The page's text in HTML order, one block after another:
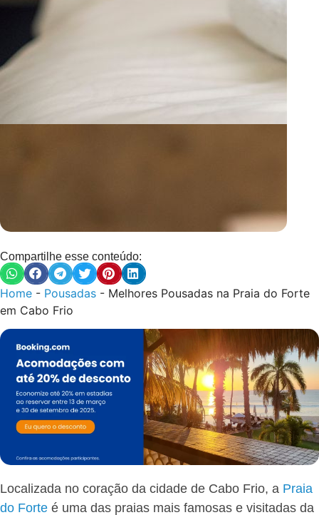
Compartilhe esse conteúdo:
Home - Pousadas - Melhores Pousadas na Praia do Forte
em Cabo Frio
Localizada no coração da cidade de Cabo Frio, a Praia
do Forte é uma das praias mais famosas e visitadas da